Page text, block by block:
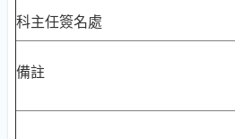
科主任簽名處
備註